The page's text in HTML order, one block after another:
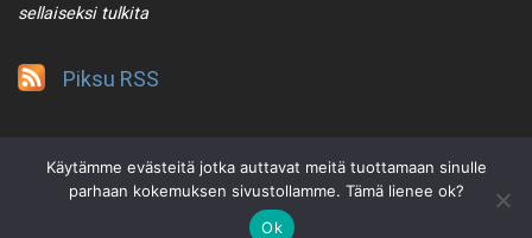
sellaiseksi tulkita
Piksu RSS
Käytämme evästeitä jotka auttavat meitä tuottamaan sinulle
parhaan kokemuksen sivustollamme. Tämä lienee ok?
Ok